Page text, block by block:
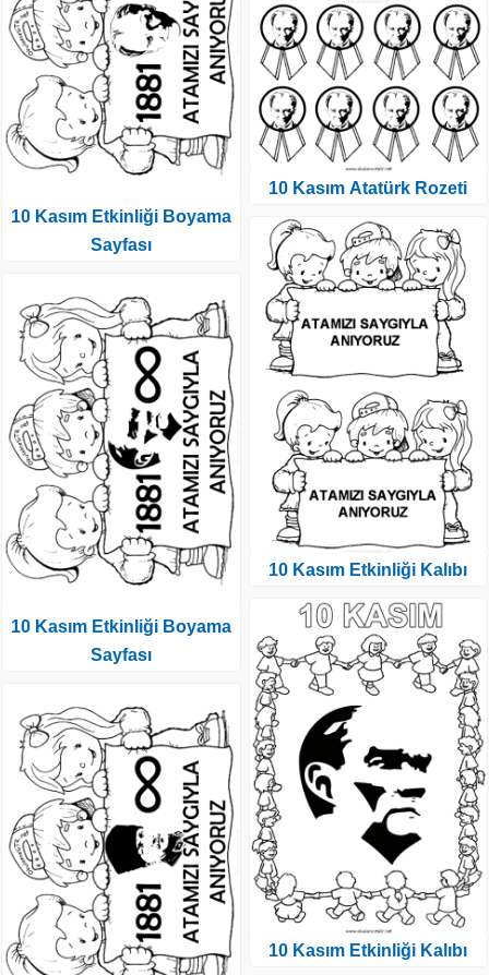
10 Kasım Etkinliği Boyama
Sayfası
10 Kasım Etkinliği Boyama
Sayfası
10 Kasım Atatürk Rozeti
10 Kasım Etkinliği Kalıbı
10 Kasım Etkinliği Kalıbı